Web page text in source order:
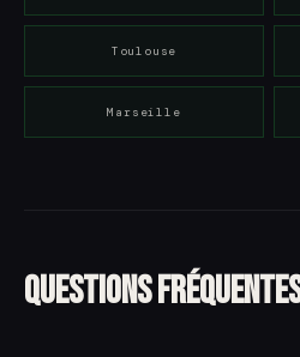
Toulouse
Marseille
Questions